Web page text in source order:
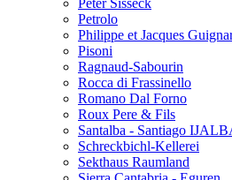
Petrolo
Philippe et Jacques
Pisoni
Ragnaud-Sabourin
Rocca di Frassinello
Romano Dal Forno
Roux Pere & Fils
Santalba - Santiago
Schreckbichl-Kellerei
Sekthaus Raumland